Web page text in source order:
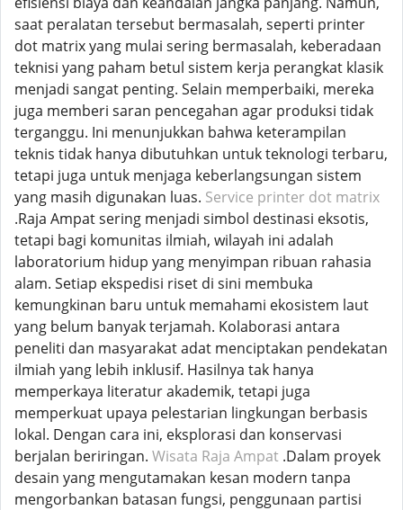
saat peralatan tersebut bermasalah, seperti printer
dot matrix yang mulai sering bermasalah, keberadaan
teknisi yang paham betul sistem kerja perangkat klasik
menjadi sangat penting. Selain memperbaiki, mereka
juga memberi saran pencegahan agar produksi tidak
terganggu. Ini menunjukkan bahwa keterampilan
teknis tidak hanya dibutuhkan untuk teknologi terbaru,
tetapi juga untuk menjaga keberlangsungan sistem
yang masih digunakan luas. Service printer dot matrix
.Raja Ampat sering menjadi simbol destinasi eksotis,
tetapi bagi komunitas ilmiah, wilayah ini adalah
laboratorium hidup yang menyimpan ribuan rahasia
alam. Setiap ekspedisi riset di sini membuka
kemungkinan baru untuk memahami ekosistem laut
yang belum banyak terjamah. Kolaborasi antara
peneliti dan masyarakat adat menciptakan pendekatan
ilmiah yang lebih inklusif. Hasilnya tak hanya
memperkaya literatur akademik, tetapi juga
memperkuat upaya pelestarian lingkungan berbasis
lokal. Dengan cara ini, eksplorasi dan konservasi
berjalan beriringan. Wisata Raja Ampat .Dalam proyek
desain yang mengutamakan kesan modern tanpa
mengorbankan batasan fungsi, penggunaan partisi